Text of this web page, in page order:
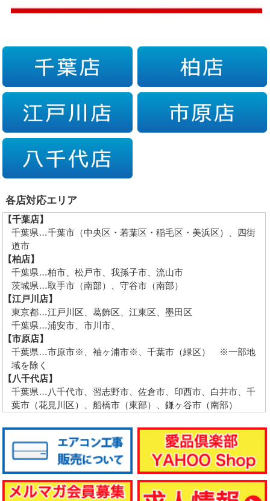
各店対応エリア
【千葉店】
千葉県…千葉市（中央区・若葉区・稲毛区・美浜区）、四街
道市
【柏店】
千葉県…柏市、松戸市、我孫子市、流山市
茨城県…取手市（南部）、守谷市（南部）
【江戸川店】
東京都…江戸川区、葛飾区、江東区、墨田区
千葉県…浦安市、市川市、
【市原店】
千葉県…市原市※、袖ヶ浦市※、千葉市（緑区） ※一部地
域を除く
【八千代店】
千葉県…八千代市、習志野市、佐倉市、印西市、白井市、千
葉市（花見川区）、船橋市（東部）、鎌ヶ谷市（南部）